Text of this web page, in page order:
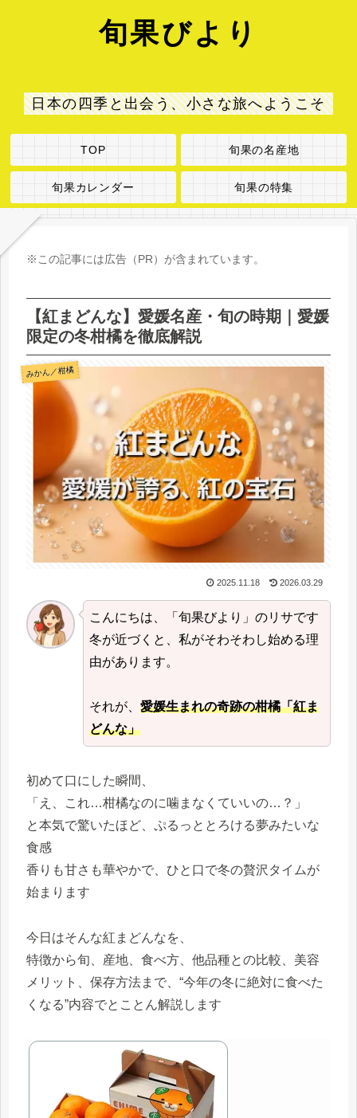
旬果びより
日本の四季と出会う、小さな旅へようこそ
TOP 旬果の名産地
旬果カレンダー 旬果の特集
※この記事には広告（PR）が含まれています。
【紅まどんな】愛媛名産・旬の時期｜愛媛
限定の冬柑橘を徹底解説
みかん／柑橘
2025.11.18 2026.03.29
こんにちは、「旬果びより」のリサです
冬が近づくと、私がそわそわし始める理
由があります。
それが、愛媛生まれの奇跡の柑橘「紅ま
どんな」
初めて口にした瞬間、
「え、これ…柑橘なのに噛まなくていいの…？」
と本気で驚いたほど、ぷるっととろける夢みたいな
食感
香りも甘さも華やかで、ひと口で冬の贅沢タイムが
始まります
今日はそんな紅まどんなを、
特徴から旬、産地、食べ方、他品種との比較、美容
メリット、保存方法まで、“今年の冬に絶対に食べた
くなる”内容でとことん解説します